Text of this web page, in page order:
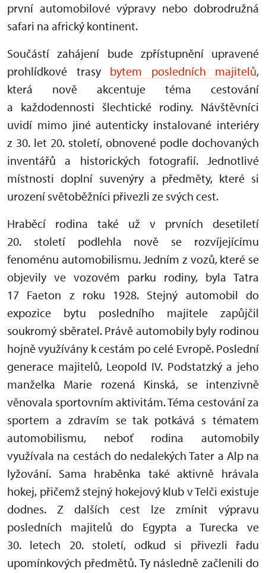
první automobilové výpravy nebo dobrodružná
safari na africký kontinent.
Součástí zahájení bude zpřístupnění upravené
prohlídkové trasy bytem posledních majitelů,
která nově akcentuje téma cestování
a každodennosti šlechtické rodiny. Návštěvníci
uvidí mimo jiné autenticky instalované interiéry
z 30. let 20. století, obnovené podle dochovaných
inventářů a historických fotografií. Jednotlivé
místnosti doplní suvenýry a předměty, které si
urození světoběžníci přivezli ze svých cest.
Hraběcí rodina také už v prvních desetiletí
20. století podlehla nově se rozvíjejícímu
fenoménu automobilismu. Jedním z vozů, které se
objevily ve vozovém parku rodiny, byla Tatra
17 Faeton z roku 1928. Stejný automobil do
expozice bytu posledního majitele zapůjčil
soukromý sběratel. Právě automobily byly rodinou
hojně využívány k cestám po celé Evropě. Poslední
generace majitelů, Leopold IV. Podstatzký a jeho
manželka Marie rozená Kinská, se intenzivně
věnovala sportovním aktivitám. Téma cestování za
sportem a zdravím se tak potkává s tématem
automobilismu, neboť rodina automobily
využívala na cestách do nedalekých Tater a Alp na
lyžování. Sama hraběnka také aktivně hrávala
hokej, přičemž stejný hokejový klub v Telči existuje
dodnes. Z dalších cest lze zmínit výpravu
posledních majitelů do Egypta a Turecka ve
30. letech 20. století, odkud si přivezli řadu
upomínkových předmětů. Ty následně začlenili do